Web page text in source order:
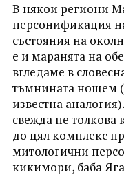
В някои региони
персонификация
състояния на
е и маранята на
вгледаме в
тъмнината нощем
известна
свежда не толкова
до цял комплекс
митологични
кикимори, баба